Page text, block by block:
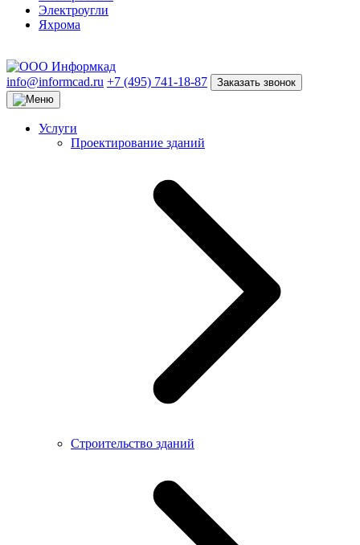
Электроугли
Яхрома
info@informcad.ru +7 (495) 741-18-87 Заказать звонок
Услуги
Проектирование зданий
Строительство зданий